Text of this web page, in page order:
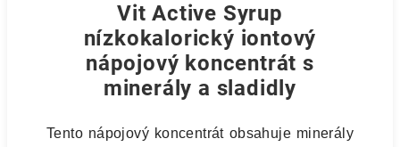
Vit Active Syrup
nízkokalorický iontový
nápojový koncentrát s
minerály a sladidly
Tento nápojový koncentrát obsahuje minerály